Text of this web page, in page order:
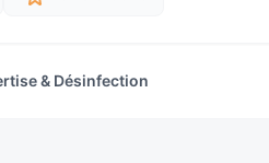
& Désinfection